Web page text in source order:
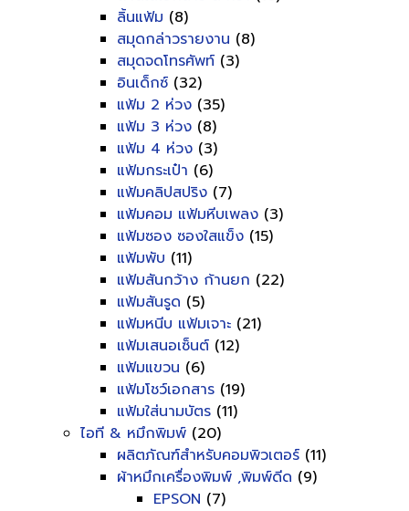
ลิ้นแฟ้ม (8)
สมุดกล่าวรายงาน (8)
สมุดจดโทรศัพท์ (3)
อินเด็กซ์ (32)
แฟ้ม 2 ห่วง (35)
แฟ้ม 3 ห่วง (8)
แฟ้ม 4 ห่วง (3)
แฟ้มกระเป๋า (6)
แฟ้มคลิปสปริง (7)
แฟ้มคอม แฟ้มหีบเพลง (3)
แฟ้มซอง ซองใสแข็ง (15)
แฟ้มพับ (11)
แฟ้มสันกว้าง ก้านยก (22)
แฟ้มสันรูด (5)
แฟ้มหนีบ แฟ้มเจาะ (21)
แฟ้มเสนอเซ็นต์ (12)
แฟ้มแขวน (6)
แฟ้มโชว์เอกสาร (19)
แฟ้มใส่นามบัตร (11)
ไอที & หมึกพิมพ์ (20)
ผลิตภัณฑ์สำหรับคอมพิวเตอร์ (11)
ผ้าหมึกเครื่องพิมพ์ ,พิมพ์ดีด (9)
EPSON (7)